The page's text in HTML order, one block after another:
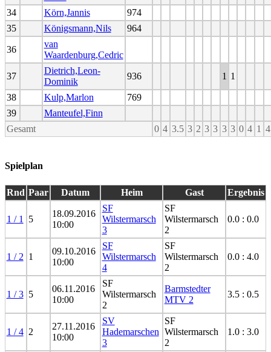
34
Körn,Jannis
974
35
Königsmann,Nils 964
36
van
Waardenburg,Cedric
37
Dietrich,Leon-
Dominik
936 1 1
38 Kulp,Marlon
769
39
Manteufel,Finn
Gesamt
0 4 3.5 3 2 3 3 3 3 0 4 1 4
Spielplan
Rnd Paar Datum Heim Gast Ergebnis
1 / 1 5
18.09.2016
10:00
SF
Wilstermarsch
3
SF
Wilstermarsch
2
0.0 : 0.0
1 / 2 1
09.10.2016
10:00
SF
Wilstermarsch
4
SF
Wilstermarsch
2
0.0 : 4.0
1 / 3 5
06.11.2016
10:00
SF
Wilstermarsch
2
Barmstedter
MTV 2
3.5 : 0.5
1 / 4 2
27.11.2016
10:00
SV
Hademarschen
3
SF
Wilstermarsch
2
1.0 : 3.0